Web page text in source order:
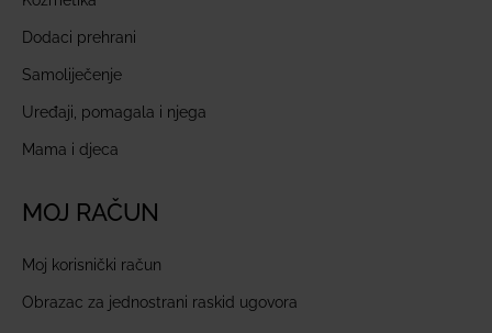
Dodaci prehrani
Samoliječenje
Uređaji, pomagala i njega
Mama i djeca
MOJ RAČUN
Moj korisnički račun
Obrazac za jednostrani raskid ugovora